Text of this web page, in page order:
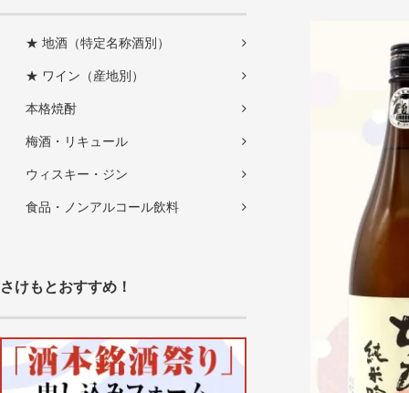
★ 地酒（特定名称酒別）
★ ワイン（産地別）
本格焼酎
梅酒・リキュール
ウィスキー・ジン
食品・ノンアルコール飲料
さけもとおすすめ！